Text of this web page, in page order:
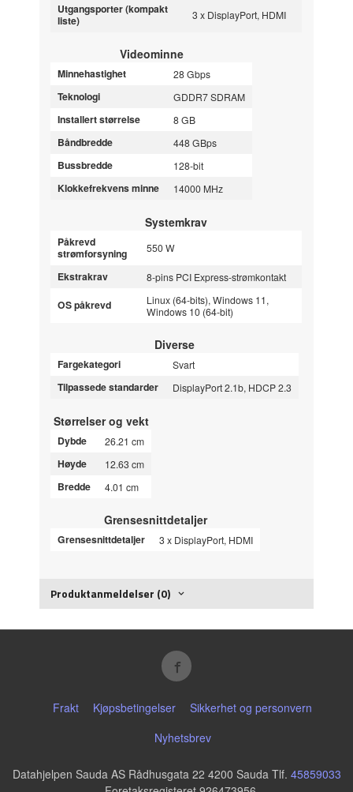
Utgangsporter (kompakt
liste)
3 x DisplayPort, HDMI
Videominne
Minnehastighet 28 Gbps
Teknologi GDDR7 SDRAM
Installert størrelse 8 GB
Båndbredde 448 GBps
Bussbredde 128-bit
Klokkefrekvens minne 14000 MHz
Systemkrav
Påkrevd
strømforsyning
550 W
Ekstrakrav 8-pins PCI Express-strømkontakt
OS påkrevd
Linux (64-bits), Windows 11,
Windows 10 (64-bit)
Diverse
Fargekategori Svart
Tilpassede standarder DisplayPort 2.1b, HDCP 2.3
Størrelser og vekt
Dybde 26.21 cm
Høyde 12.63 cm
Bredde 4.01 cm
Grensesnittdetaljer
Grensesnittdetaljer 3 x DisplayPort, HDMI
Produktanmeldelser (0)
Frakt Kjøpsbetingelser
Sikkerhet og personvern
Nyhetsbrev
Datahjelpen Sauda AS Rådhusgata 22 4200 Sauda Tlf. 45859033